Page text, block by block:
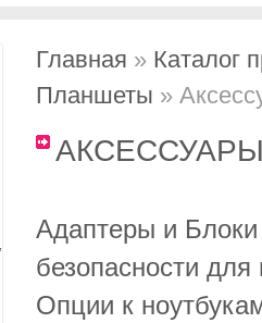
Главная » Каталог
Планшеты »
Адаптеры и Блоки
безопасности для
Опции к